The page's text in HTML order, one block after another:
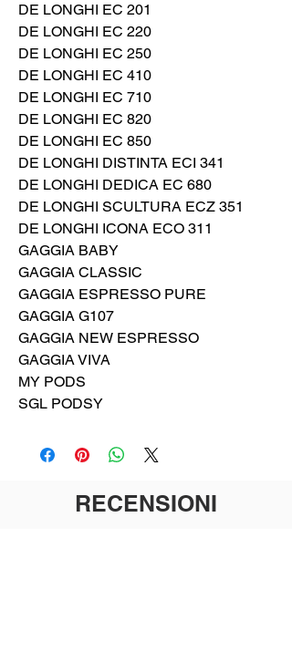
DE LONGHI EC 201
DE LONGHI EC 220
DE LONGHI EC 250
DE LONGHI EC 410
DE LONGHI EC 710
DE LONGHI EC 820
DE LONGHI EC 850
DE LONGHI DISTINTA ECI 341
DE LONGHI DEDICA EC 680
DE LONGHI SCULTURA ECZ 351
DE LONGHI ICONA ECO 311
GAGGIA BABY
GAGGIA CLASSIC
GAGGIA ESPRESSO PURE
GAGGIA G107
GAGGIA NEW ESPRESSO
GAGGIA VIVA
MY PODS
SGL PODSY
RECENSIONI